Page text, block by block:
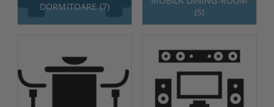
DORMITOARE (7)
(5)